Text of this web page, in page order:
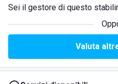
Sei il gestore di questo
Valuta